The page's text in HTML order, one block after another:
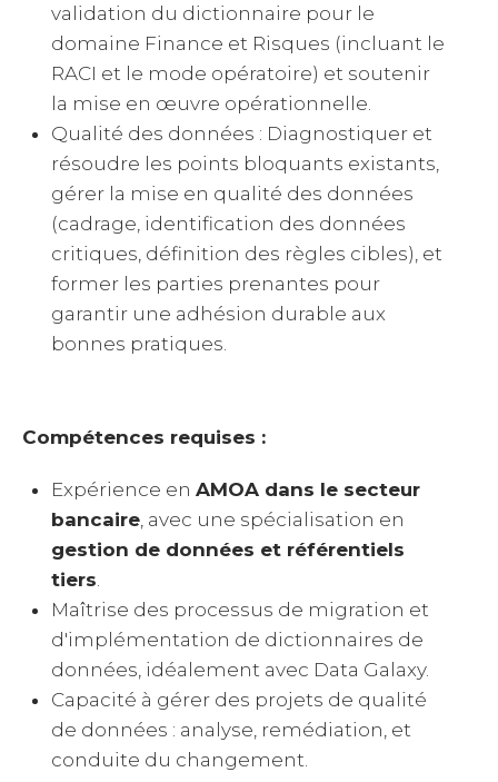
validation du dictionnaire pour le
domaine Finance et Risques (incluant le
RACI et le mode opératoire) et soutenir
la mise en œuvre opérationnelle.
Qualité des données : Diagnostiquer et
résoudre les points bloquants existants,
gérer la mise en qualité des données
(cadrage, identification des données
critiques, définition des règles cibles), et
former les parties prenantes pour
garantir une adhésion durable aux
bonnes pratiques.
Compétences requises :
Expérience en AMOA dans le secteur
bancaire, avec une spécialisation en
gestion de données et référentiels
tiers
Maîtrise des processus de migration et
d'implémentation de dictionnaires de
données, idéalement avec Data Galaxy.
Capacité à gérer des projets de qualité
de données : analyse, remédiation, et
conduite du changement.